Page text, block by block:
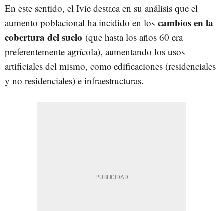
En este sentido, el Ivie destaca en su análisis que el
aumento poblacional ha incidido en los cambios en la
cobertura del suelo (que hasta los años 60 era
preferentemente agrícola), aumentando los usos
artificiales del mismo, como edificaciones (residenciales
y no residenciales) e infraestructuras.